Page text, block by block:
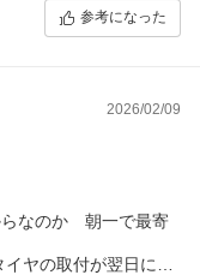
参考になった
2026/02/09
なのか 朝一で最寄
ヤの取付が翌日にな